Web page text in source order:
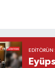
EDITÖRÜN